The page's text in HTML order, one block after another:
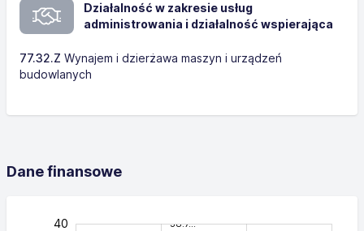
Działalność w zakresie usług
administrowania i działalność wspierająca
77.32.Z Wynajem i dzierżawa maszyn i urządzeń
budowlanych
Dane finansowe
38.7…
40